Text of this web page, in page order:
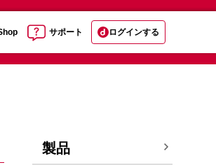
サポート ログインする
製品